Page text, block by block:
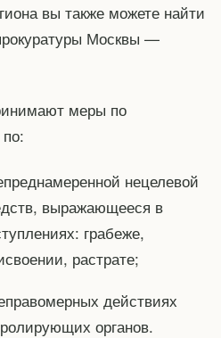
вы также можете найти
Москвы —
меры по
нецелевой
выражающееся в
грабеже,
растрате;
действиях
органов.